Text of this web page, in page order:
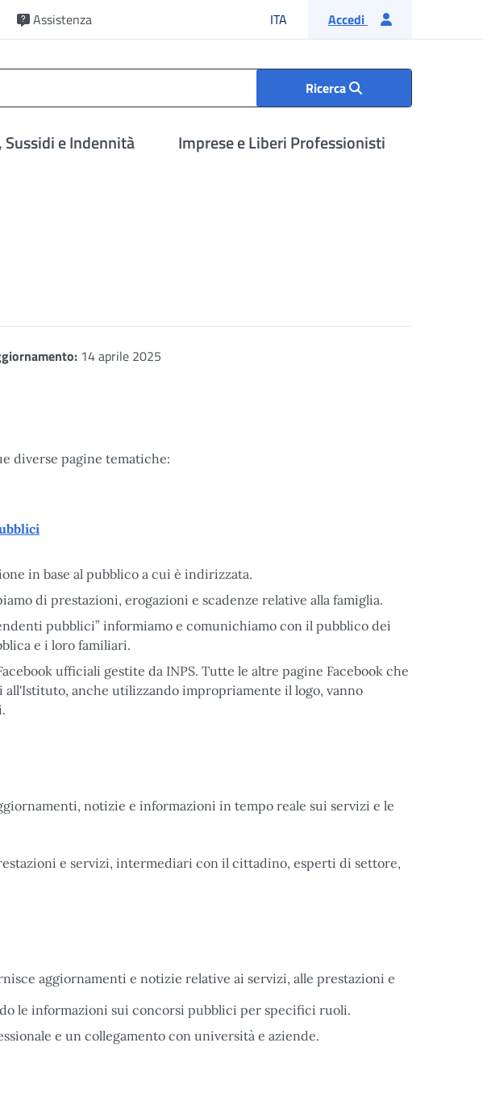
Assistenza ITA Lingua italiana
Accedi
Ricerca
Sussidi e Indennità Imprese e Liberi Professionisti
14 aprile 2025
diverse pagine tematiche:
in base al pubblico a cui è indirizzata.
di prestazioni, erogazioni e scadenze relative alla famiglia.
pubblici” informiamo e comunichiamo con il pubblico dei
e i loro familiari.
ufficiali gestite da INPS. Tutte le altre pagine Facebook che
anche utilizzando impropriamente il logo, vanno
notizie e informazioni in tempo reale sui servizi e le
e servizi, intermediari con il cittadino, esperti di settore,
aggiornamenti e notizie relative ai servizi, alle prestazioni e
le informazioni sui concorsi pubblici per specifici ruoli.
e un collegamento con università e aziende.